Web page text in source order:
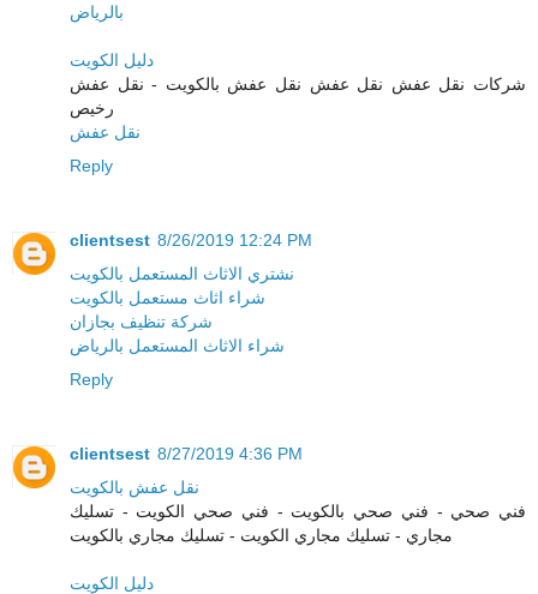
بالرياض
دليل الكويت
شركات نقل عفش نقل عفش نقل عفش بالكويت - نقل عفش
رخيص
نقل عفش
Reply
clientsest 8/26/2019 12:24 PM
نشتري الاثاث المستعمل بالكويت
شراء اثاث مستعمل بالكويت
شركة تنظيف بجازان
شراء الاثاث المستعمل بالرياض
Reply
clientsest 8/27/2019 4:36 PM
نقل عفش بالكويت
فني صحي - فني صحي بالكويت - فني صحي الكويت - تسليك
مجاري - تسليك مجاري الكويت - تسليك مجاري بالكويت
دليل الكويت